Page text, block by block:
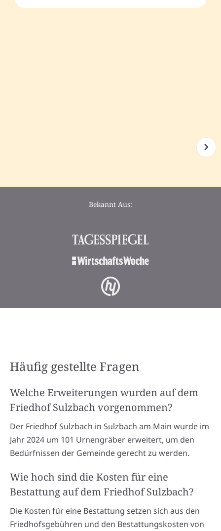
Bekannt Aus:
Häufig gestellte Fragen
Welche Erweiterungen wurden auf dem
Friedhof Sulzbach vorgenommen?
Der Friedhof Sulzbach in Sulzbach am Main wurde im
Jahr 2024 um 101 Urnengräber erweitert, um den
Bedürfnissen der Gemeinde gerecht zu werden.
Wie hoch sind die Kosten für eine
Bestattung auf dem Friedhof Sulzbach?
Die Kosten für eine Bestattung setzen sich aus den
Friedhofsgebühren und den Bestattungskosten von